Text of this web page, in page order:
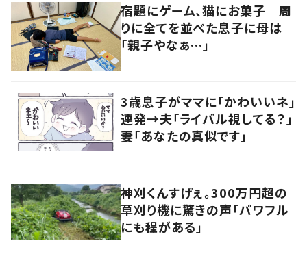
宿題にゲーム、猫にお菓子 周
りに全てを並べた息子に母は
「親子やなぁ…」
3歳息子がママに「かわいいネ」
連発→夫「ライバル視してる？」
妻「あなたの真似です」
神刈くんすげぇ。300万円超の
草刈り機に驚きの声「パワフル
にも程がある」